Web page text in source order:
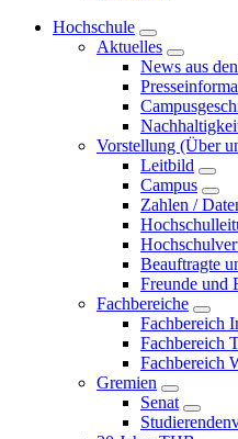
Hochschule
Aktuelles
News aus
Vorstellung (Über
Leitbild
Campus
Zahlen /
Beauftragte
Freunde und
Fachbereiche
Fachbereich
Fachbereich
Fachbereich
Gremien
Senat